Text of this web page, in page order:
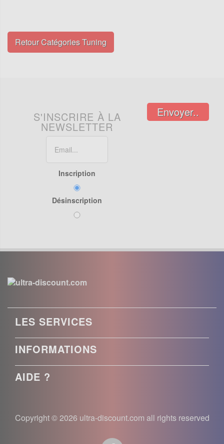
Retour Catégories Tuning
S'INSCRIRE À LA
NEWSLETTER
Inscription
Désinscription
Envoyer..
LES SERVICES
INFORMATIONS
AIDE ?
Copyright © 2026 ultra-discount.com all rights reserved